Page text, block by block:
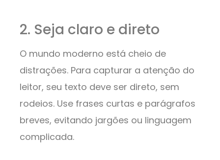
2. Seja claro e direto
O mundo moderno está cheio de
distrações. Para capturar a atenção do
leitor, seu texto deve ser direto, sem
rodeios. Use frases curtas e parágrafos
breves, evitando jargões ou linguagem
complicada.